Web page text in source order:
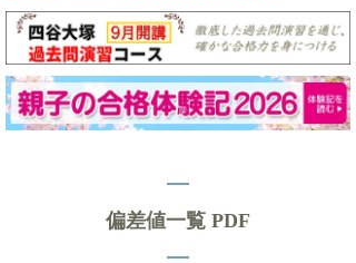
偏差値一覧 PDF